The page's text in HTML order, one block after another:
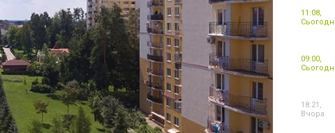
11:08,
Сьогодні
09:00,
Сьогодні
18:21,
Вчора